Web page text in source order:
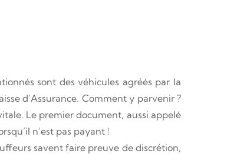
sont des véhicules agréés par la
d’Assurance. Comment y parvenir ?
Le premier document, aussi appelé
n’est pas payant !
savent faire preuve de discrétion,